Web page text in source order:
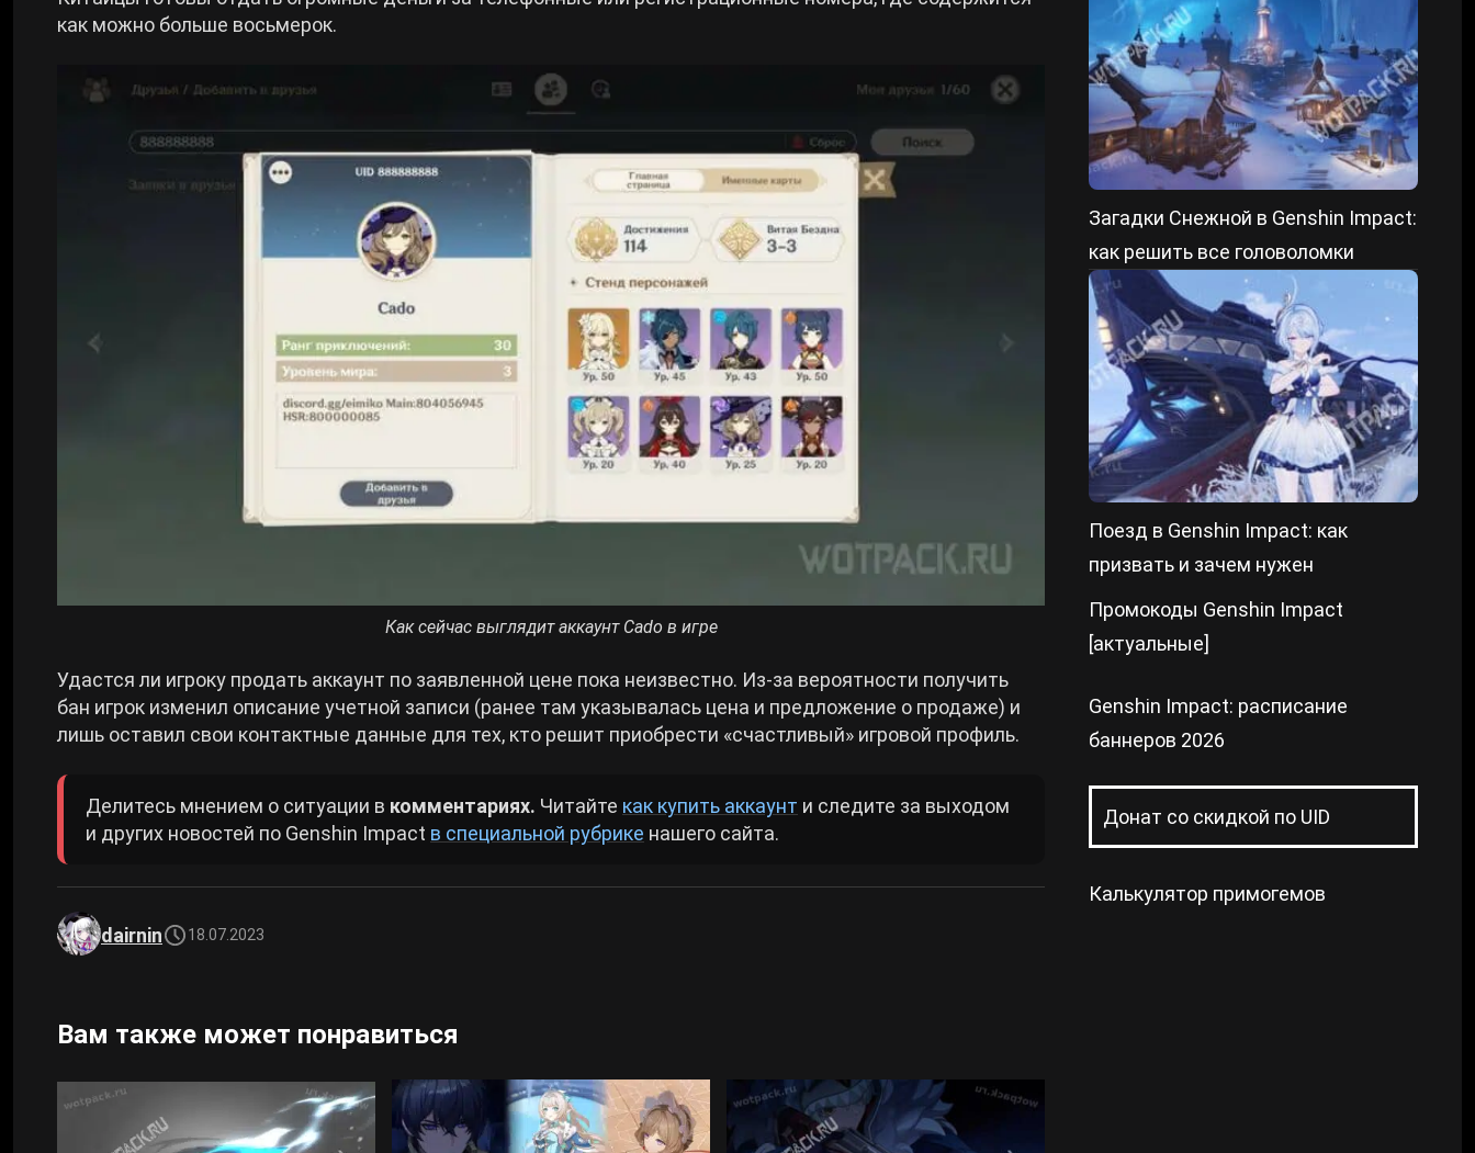
как можно больше восьмерок.
Как сейчас выглядит аккаунт Cado в игре
Удастся ли игроку продать аккаунт по заявленной цене пока неизвестно. Из-за вероятности получить
бан игрок изменил описание учетной записи (ранее там указывалась цена и предложение о продаже) и
лишь оставил свои контактные данные для тех, кто решит приобрести «счастливый» игровой профиль.
Делитесь мнением о ситуации в комментариях. Читайте как купить аккаунт и следите за выходом
и других новостей по Genshin Impact в специальной рубрике нашего сайта.
dairnin 18.07.2023
Вам также может понравиться
Загадки Снежной в Genshin Impact:
как решить все головоломки
Поезд в Genshin Impact: как
призвать и зачем нужен
Промокоды Genshin Impact
[актуальные]
Genshin Impact: расписание
баннеров 2026
Донат со скидкой по UID
Калькулятор примогемов